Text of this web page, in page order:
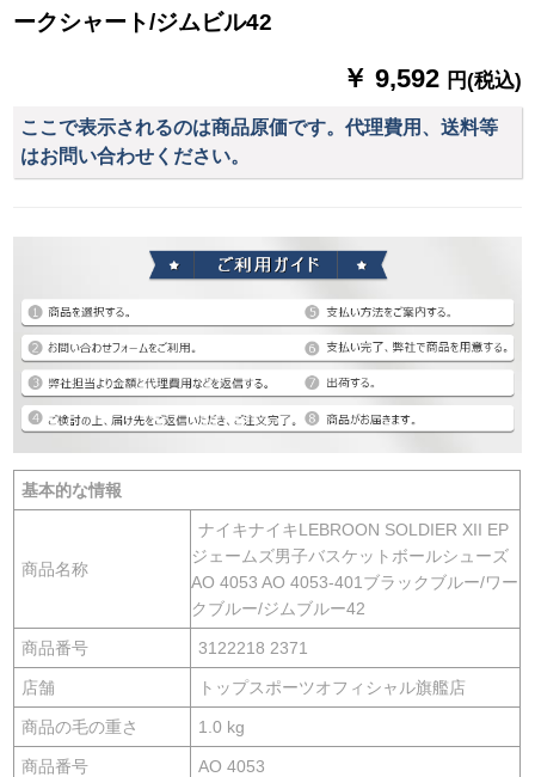
ークシャート/ジムビル42
￥ 9,592 円(税込)
ここで表示されるのは商品原価です。代理費用、送料等
はお問い合わせください。
基本的な情報
商品名称
ナイキナイキLEBROON SOLDIER XII EP
ジェームズ男子バスケットボールシューズ
AO 4053 AO 4053-401ブラックブルー/ワー
クブルー/ジムブルー42
商品番号 3122218 2371
店舗 トップスポーツオフィシャル旗艦店
商品の毛の重さ 1.0 kg
商品番号 AO 4053